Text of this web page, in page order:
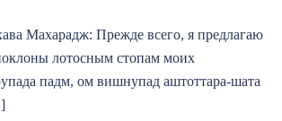
Махарадж: Прежде всего, я предлагаю
лотосным стопам моих
падм, ом вишнупад аштоттара-шата